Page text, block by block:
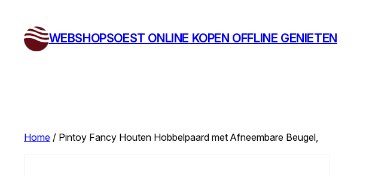
WEBSHOPSOEST ONLINE KOPEN OFFLINE GENIETEN
Home / Pintoy Fancy Houten Hobbelpaard met Afneembare Beugel,